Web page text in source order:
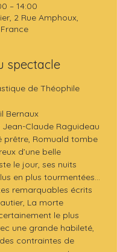
– 14:00
2 Rue Amphoux,
spectacle
de Théophile
Bernaux
Jean-Claude Raguideau
prêtre, Romuald tombe
d’une belle
le jour, ses nuits
en plus tourmentées...
remarquables écrits
La morte
le plus
une grande habileté,
contraintes de